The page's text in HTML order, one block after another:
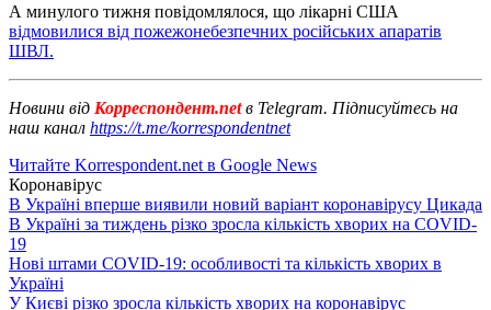
А минулого тижня повідомлялося, що лікарні США
відмовилися від пожежонебезпечних російських апаратів
ШВЛ.
Новини від Корреспондент.netв Telegram. Підписуйтесь на
наш канал https://t.me/korrespondentnet
Читайте Korrespondent.net в Google News
Коронавірус
В Україні вперше виявили новий варіант коронавірусу Цикада
В Україні за тиждень різко зросла кількість хворих на COVID-
19
Нові штами COVID-19: особливості та кількість хворих в
Україні
У Києві різко зросла кількість хворих на коронавірус